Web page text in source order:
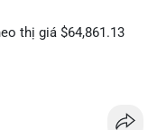
thị giá $64,861.13